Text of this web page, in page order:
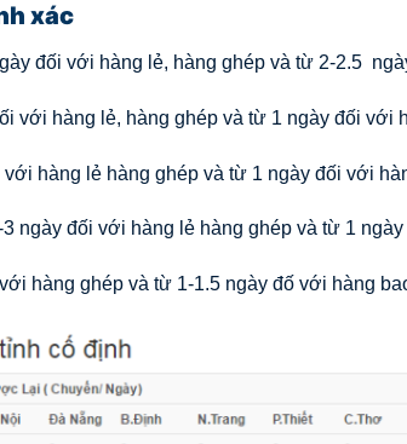
xác
đối với hàng lẻ, hàng ghép và từ 2-2.5
với hàng lẻ, hàng ghép và từ 1 ngày đối với
hàng lẻ hàng ghép và từ 1 ngày đối với
ngày đối với hàng lẻ hàng ghép và từ 1
hàng ghép và từ 1-1.5 ngày đố với hàng